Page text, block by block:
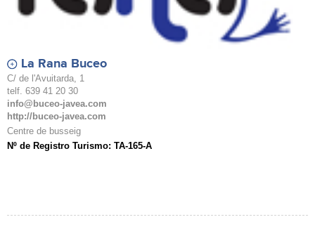
La Rana Buceo
C/ de l'Avuitarda, 1
telf. 639 41 20 30
info@buceo-javea.com
http://buceo-javea.com
Centre de busseig
Nº de Registro Turismo: TA-165-A